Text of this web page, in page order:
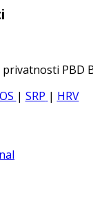
privatnosti PBD
| SRP | HRV